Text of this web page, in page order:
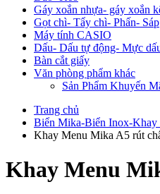
Gáy xoắn nhựa- gáy xoắn
Gọt chì- Tẩy chì- Phấn- Sáp
Máy tính CASIO
Dấu- Dấu tự động- Mực
Bàn cắt giấy
Văn phòng phẩm khác
Sản Phẩm Khuyến
Trang chủ
Biển Mika-Biển Inox-Khay
Khay Menu Mika A5 rút
Khay Menu